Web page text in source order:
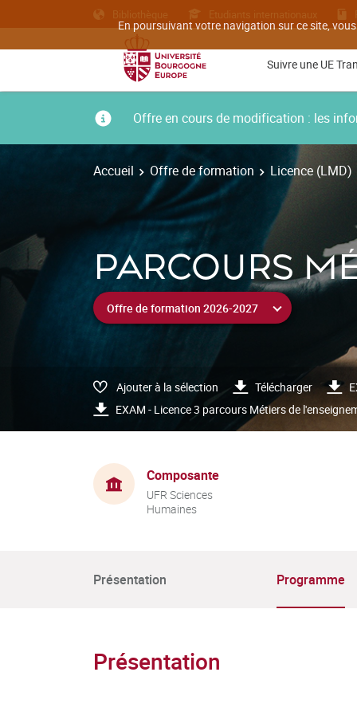
En poursuivant votre navigation sur ce site,
Bibliothèque Etudiants internationaux
Suivre une UE
Offre en cours de modification : les
Accueil Offre de formation Licence (LMD)
PARCOURS
Ajouter à la sélection Télécharger
EXAM - Licence 3 parcours Métiers de
Composante
UFR Sciences
Humaines
Présentation Programme
Présentation